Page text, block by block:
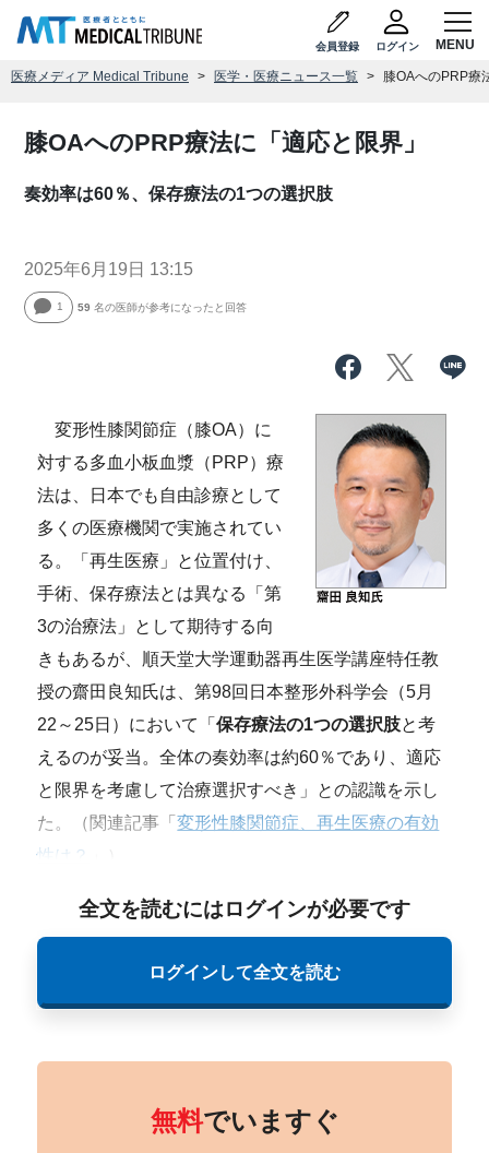
会員登録 ログイン
医療メディア Medical Tribune 医学・医療ニュース一覧 膝OAへのPRP療
膝OAへのPRP療法に「適応と限界」
奏効率は60％、保存療法の1つの選択肢
2025年6月19日 13:15
1 59 名の医師が参考になったと回答
変形性膝関節症（膝OA）に
対する多血小板血漿（PRP）療
法は、日本でも自由診療として
多くの医療機関で実施されてい
る。「再生医療」と位置付け、
手術、保存療法とは異なる「第
3の治療法」として期待する向
きもあるが、順天堂大学運動器再生医学講座特任教
授の齋田良知氏は、第98回日本整形外科学会（5月
22～25日）において「保存療法の1つの選択肢と考
えるのが妥当。全体の奏効率は約60％であり、適応
と限界を考慮して治療選択すべき」との認識を示し
た。（関連記事「変形性膝関節症、再生医療の有効
性は？
全文を読むにはログインが必要です
ログインして全文を読む
無料でいますぐ